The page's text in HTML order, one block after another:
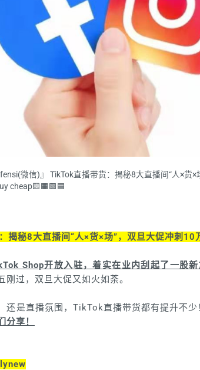
微信)』 TikTok直播带货：揭秘8大直播间“人×货×
cheap🟨🟧🟩🟦
揭秘8大直播间“人×货×场”，双旦大促冲刺10
Shop开放入驻，着实在业内刮起了一股新
刚过，双旦大促又如火如荼。
还是直播氛围，TikTok直播带货都有提升不少
分享！